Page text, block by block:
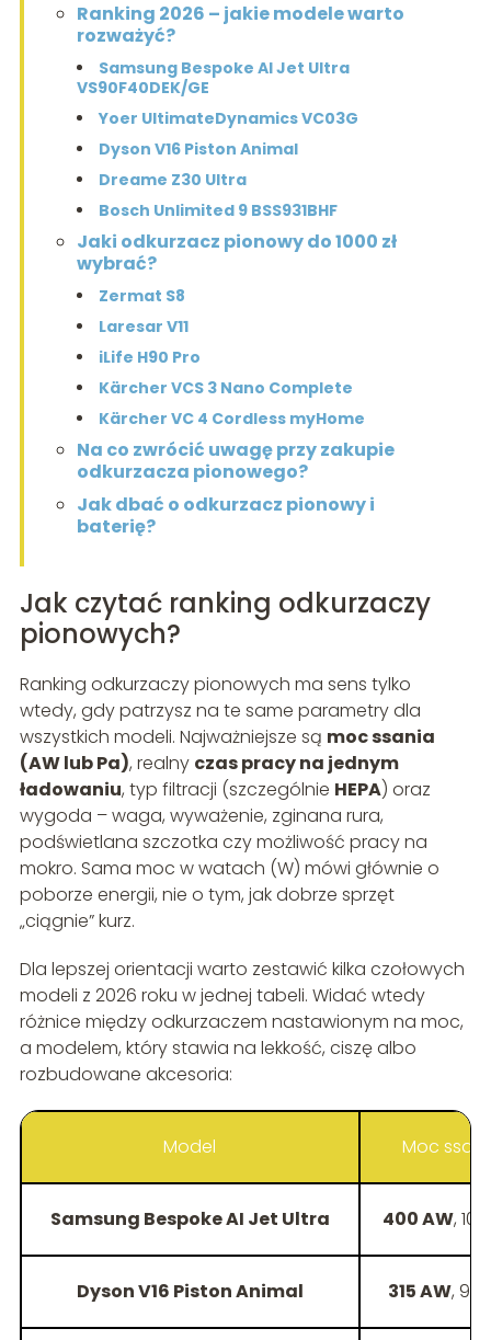
Ranking 2026 – jakie modele warto
rozważyć?
Samsung Bespoke AI Jet Ultra
VS90F40DEK/GE
Yoer UltimateDynamics VC03G
Dyson V16 Piston Animal
Dreame Z30 Ultra
Bosch Unlimited 9 BSS931BHF
Jaki odkurzacz pionowy do 1000 zł
wybrać?
Zermat S8
Laresar V11
iLife H90 Pro
Kärcher VCS 3 Nano Complete
Kärcher VC 4 Cordless myHome
Na co zwrócić uwagę przy zakupie
odkurzacza pionowego?
Jak dbać o odkurzacz pionowy i
baterię?
Jak czytać ranking odkurzaczy
pionowych?
Ranking odkurzaczy pionowych ma sens tylko
wtedy, gdy patrzysz na te same parametry dla
wszystkich modeli. Najważniejsze są moc ssania
(AW lub Pa), realny czas pracy na jednym
ładowaniu, typ filtracji (szczególnie HEPA) oraz
wygoda – waga, wyważenie, zginana rura,
podświetlana szczotka czy możliwość pracy na
mokro. Sama moc w watach (W) mówi głównie o
poborze energii, nie o tym, jak dobrze sprzęt
„ciągnie” kurz.
Dla lepszej orientacji warto zestawić kilka czołowych
modeli z 2026 roku w jednej tabeli. Widać wtedy
różnice między odkurzaczem nastawionym na moc,
a modelem, który stawia na lekkość, ciszę albo
rozbudowane akcesoria:
Model Moc
Samsung Bespoke AI Jet Ultra 400 AW,
Dyson V16 Piston Animal 315 AW,